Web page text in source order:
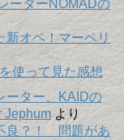
ーターNOMADの
新オペ！マーベリ
使って見た感想
ーター、KAIDの
Jephumより
良？！ 問題があ